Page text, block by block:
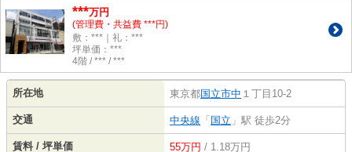
***万円
(管理費・共益費 ***円)
敷：***｜礼：***
坪単価：***
4階 / *** / ***
所在地 東京都国立市中 １丁目10-2
交通 中央線 「 国立 」駅 徒歩2分
賃料 / 坪単価 55万円 / 1.18万円